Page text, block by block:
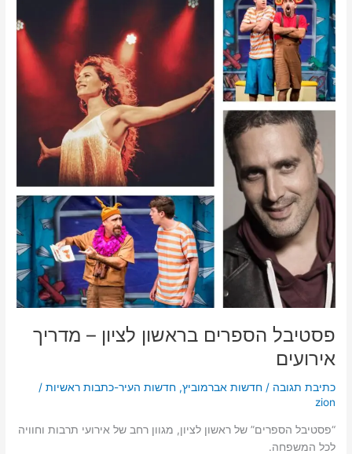
פסטיבל הספרים בראשון לציון – מדריך
אירועים
כתיבת תגובה /חדשות אברמוביץ,חדשות העיר-כתבות ראשיות /
zion
“פסטיבל הספרים” של ראשון לציון, מגוון רחב של אירועי תרבות וחוויה
לכל המשפחה.
הספרים
בראשון
לציון
–
מדריך
אירועים